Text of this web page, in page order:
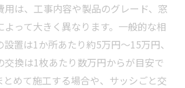
用は、工事内容や製品のグレード、窓
よって大きく異なります。一般的な相
置は1か所あたり約5万円～15万円、
交換は1枚あたり数万円からが目安で
とめて施工する場合や、サッシごと交